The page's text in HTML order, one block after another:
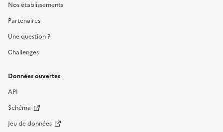
Nos établissements
Partenaires
Une question ?
Challenges
Données ouvertes
API
Schéma
Jeu de données